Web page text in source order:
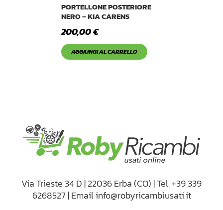
PORTELLONE POSTERIORE
NERO – KIA CARENS
200,00€
AGGIUNGI AL CARRELLO
Via Trieste 34 D | 22036 Erba (CO) | Tel. +39 339
6268527 | Email info@robyricambiusati.it